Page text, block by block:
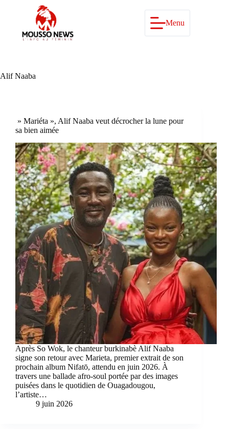
Menu
Alif Naaba
» Mariéta », Alif Naaba veut décrocher la lune pour
sa bien aimée
Après So Wok, le chanteur burkinabè Alif Naaba
signe son retour avec Marieta, premier extrait de son
prochain album Nifatō, attendu en juin 2026. À
travers une ballade afro-soul portée par des images
puisées dans le quotidien de Ouagadougou,
l’artiste…
9 juin 2026